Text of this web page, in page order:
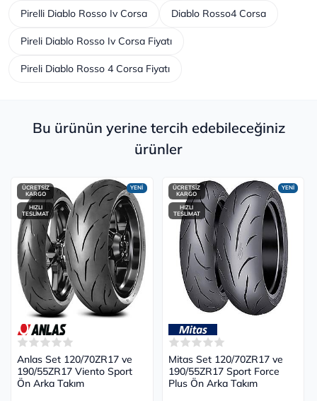
Pirelli Diablo Rosso Iv Corsa Diablo Rosso4 Corsa
Pireli Diablo Rosso Iv Corsa Fiyatı
Pireli Diablo Rosso 4 Corsa Fiyatı
Bu ürünün yerine tercih edebileceğiniz
ürünler
YENİ
ÜCRETSİZ
KARGO
HIZLI
TESLİMAT
Anlas Set 120/70ZR17 ve
190/55ZR17 Viento Sport
Ön Arka Takım
YENİ
ÜCRETSİZ
KARGO
HIZLI
TESLİMAT
Mitas Set 120/70ZR17 ve
190/55ZR17 Sport Force
Plus Ön Arka Takım